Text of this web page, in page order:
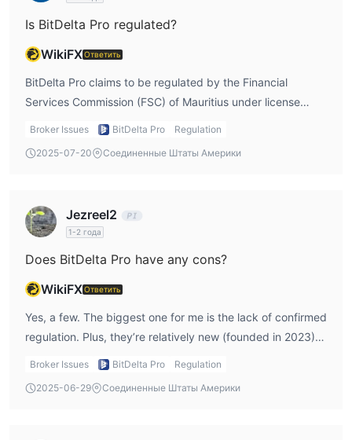
рисками.
Обслуживание клиентов Итог
В заключение, трейдерам следует хорошенько подумать,
не регулируется FSC. Кроме того, у него отсутствует
прозрачность, поэтому трейдеры не могут получить более
трейдеры.
Является ли BitDelta Pro безопасным?
Нет. Отсутствие регулирования создает много
потенциальных рисков для трейдеров.
Подходит ли BitDelta Pro для дневной торговли?
Предлагает ли BitDelta Pro действительно
безкомиссионную торговлю?
Is BitDelta Pro regulated?
WikiFXОтветить
BitDelta Pro claims to be regulated by the Financial
Services Commission (FSC) of Mauritius under license
GB24202926. But I personally checked the FSC database
unregulated at this point.
Broker Issues BitDelta Pro
Regulation
2025-07-20
Соединенные Штаты Америки
Jezreel2
1-2 года
Does BitDelta Pro have any cons?
WikiFXОтветить
Yes, a few. The biggest one for me is the lack of confirmed
regulation. Plus, they’re relatively new (founded in 2023),
and I found the fee structure info a bit unclear until I dug
Broker Issues BitDelta Pro
Regulation
2025-06-29
Соединенные Штаты Америки